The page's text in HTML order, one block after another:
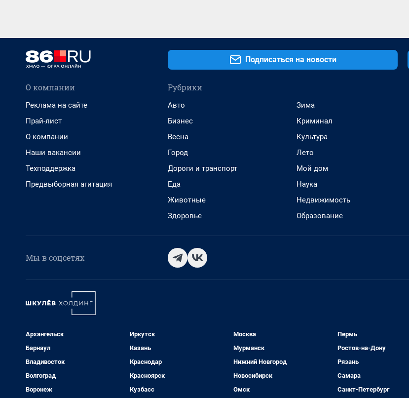
Подписаться на новости
О компании
Реклама на сайте
Прай-лист
О компании
Наши вакансии
Техподдержка
Предвыборная агитация
Рубрики
Авто
Бизнес
Весна
Город
Дороги и транспорт
Еда
Животные
Здоровье
Зима
Криминал
Культура
Лето
Мой дом
Наука
Недвижимость
Образование
Мы в соцсетях
Архангельск
Барнаул
Владивосток
Волгоград
Воронеж
Иркутск
Казань
Краснодар
Красноярск
Кузбасс
Москва
Мурманск
Нижний Новгород
Новосибирск
Омск
Пермь
Ростов-на-Дону
Рязань
Самара
Санкт-Петербург